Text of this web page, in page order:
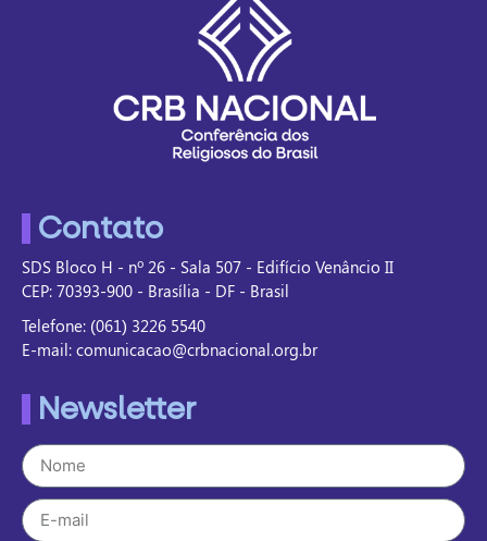
Contato
SDS Bloco H - nº 26 - Sala 507 - Edifício Venâncio II
CEP: 70393-900 - Brasília - DF - Brasil
Telefone: (061) 3226 5540
E-mail: comunicacao@crbnacional.org.br
Newsletter